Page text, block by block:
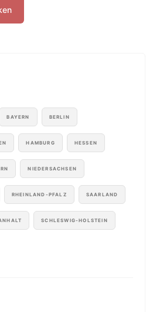
BAYERN BERLIN
HAMBURG HESSEN
NIEDERSACHSEN
RHEINLAND-PFALZ SAARLAND
SCHLESWIG-HOLSTEIN